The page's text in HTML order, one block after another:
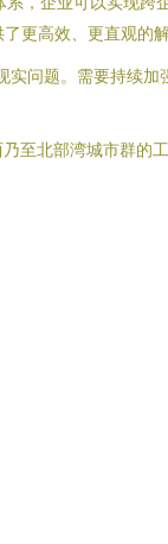
更高效、更直观的解
实问题。需要持续
至北部湾城市群的